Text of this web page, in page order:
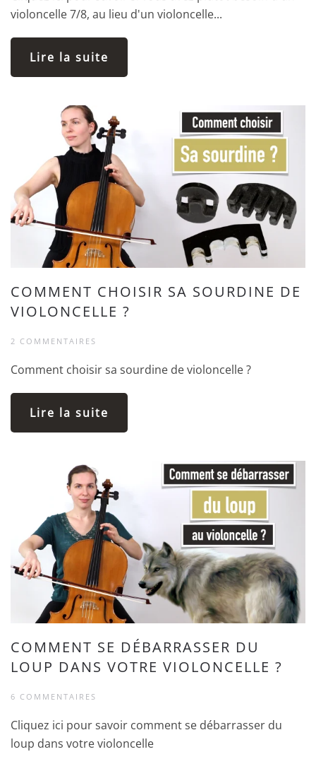
violoncelle 7/8, au lieu d'un violoncelle...
Lire la suite
COMMENT CHOISIR SA SOURDINE DE
VIOLONCELLE ?
2 COMMENTAIRES
Comment choisir sa sourdine de violoncelle ?
Lire la suite
COMMENT SE DÉBARRASSER DU
LOUP DANS VOTRE VIOLONCELLE ?
6 COMMENTAIRES
Cliquez ici pour savoir comment se débarrasser du
loup dans votre violoncelle